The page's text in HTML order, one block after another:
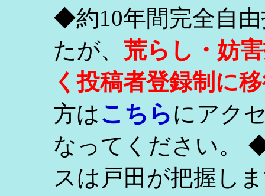
◆約10年間完全自
たが、 荒らし・妨
く投稿者登録制に
方はこちらにアク
なってください。
スは戸田が把握し